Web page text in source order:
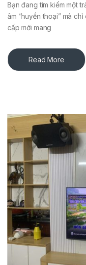
Bạn đang tìm kiếm một
âm “huyền thoại” mà
cấp mới mang
Read More